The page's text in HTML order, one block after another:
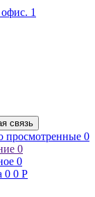
1
связь
просмотренные 0
0
0
0 0 Р